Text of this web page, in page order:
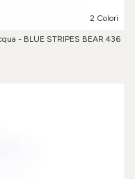
2 Colori
- BLUE STRIPES BEAR 436